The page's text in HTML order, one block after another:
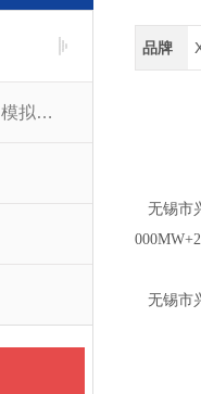
智能数据采集网络（模拟量采集）
品牌
无锡市
无锡市